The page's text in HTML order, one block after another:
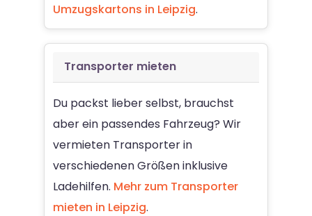
Umzugskartons in Leipzig.
Transporter mieten
Du packst lieber selbst, brauchst
aber ein passendes Fahrzeug? Wir
vermieten Transporter in
verschiedenen Größen inklusive
Ladehilfen. Mehr zum Transporter
mieten in Leipzig.